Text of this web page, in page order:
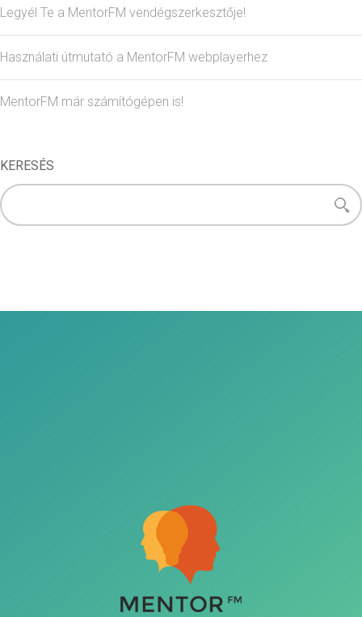
Legyél Te a MentorFM vendégszerkesztője!
Használati útmutató a MentorFM webplayerhez
MentorFM már számítógépen is!
KERESÉS